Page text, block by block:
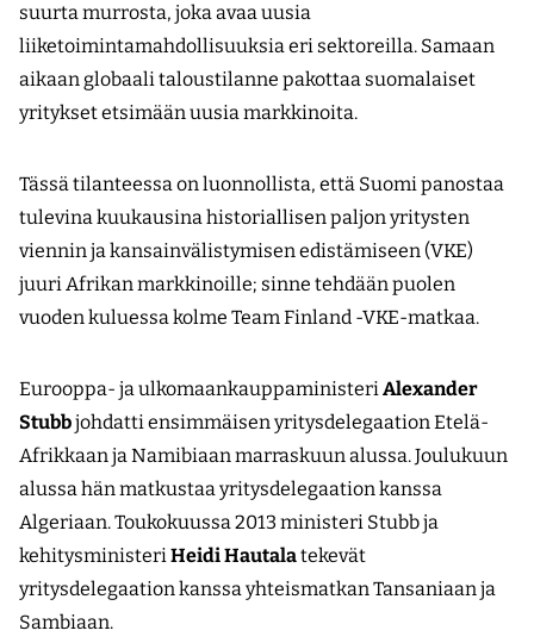
suurta murrosta, joka avaa uusia
liiketoimintamahdollisuuksia eri sektoreilla. Samaan
aikaan globaali taloustilanne pakottaa suomalaiset
yritykset etsimään uusia markkinoita.
Tässä tilanteessa on luonnollista, että Suomi panostaa
tulevina kuukausina his­toriallisen paljon yritysten
viennin ja kansainvälistymisen edistämiseen (VKE)
juuri Afrikan markkinoille; sinne tehdään puolen
vuoden kuluessa kolme Team Finland -VKE-matkaa.
Eurooppa- ja ulkomaankauppaministeriAlexander
Stubbjohdatti ensimmäisen yritysdelegaation Etelä-
Afrikkaan ja Nami­biaan marraskuun alussa. Joulukuun
alussa hän matkustaa yritysdelegaation kanssa
Algeriaan. Toukokuussa 2013 ministeri Stubb ja
kehitysministeriHeidi Hautalatekevät
yritysdelegaation kanssa yhteismatkan Tansaniaan ja
Sambiaan.